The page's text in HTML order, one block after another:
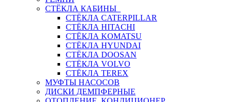
СТЁКЛА КАБИНЫ
СТЁКЛА CATERPILLAR
СТЁКЛА HITACHI
СТЁКЛА KOMATSU
СТЁКЛА HYUNDAI
СТЁКЛА DOOSAN
СТЁКЛА VOLVO
СТЁКЛА TEREX
МУФТЫ НАСОСОВ
ДИСКИ ДЕМПФЕРНЫЕ